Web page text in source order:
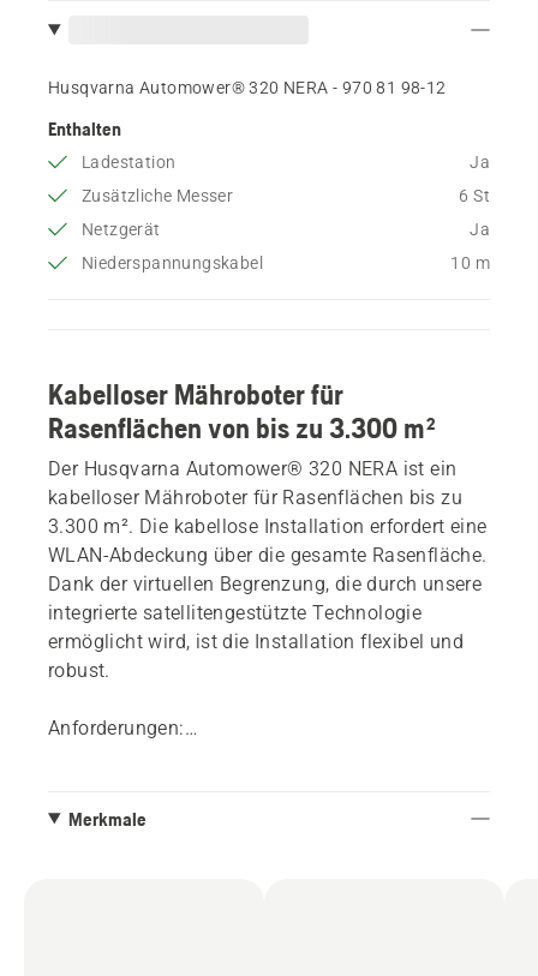
Husqvarna Automower® 320 NERA - 970 81 98‑12
Enthalten
Ladestation
Ja
Zusätzliche Messer
6 St
Netzgerät
Ja
Niederspannungskabel
10 m
Kabelloser Mähroboter für
Rasenflächen von bis zu 3.300 m²
Der Husqvarna Automower® 320 NERA ist ein
kabelloser Mähroboter für Rasenflächen bis zu
3.300 m². Die kabellose Installation erfordert eine
WLAN-Abdeckung über die gesamte Rasenfläche.
Dank der virtuellen Begrenzung, die durch unsere
integrierte satellitengestützte Technologie
ermöglicht wird, ist die Installation flexibel und
robust.
Anforderungen:
Abdeckung lässt sich leicht überprüfen, und es
Merkmale